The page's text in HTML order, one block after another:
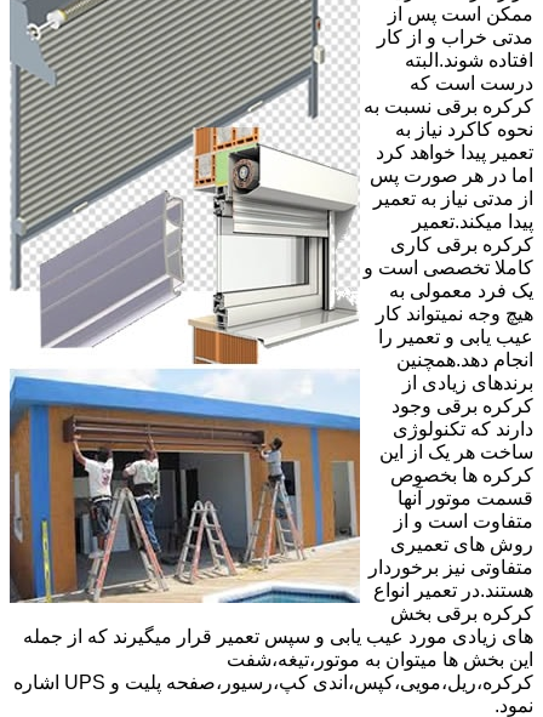
ممکن است پس از
مدتی خراب و از کار
افتاده شوند.البته
درست است که
کرکره برقی نسبت به
نحوه کاکرد نیاز به
تعمیر پیدا خواهد کرد
اما در هر صورت پس
از مدتی نیاز به تعمیر
پیدا میکند.تعمیر
کرکره برقی کاری
کاملا تخصصی است و
یک فرد معمولی به
هیچ وجه نمیتواند کار
عیب یابی و تعمیر را
انجام دهد.همچنین
برندهای زیادی از
کرکره برقی وجود
دارند که تکنولوژی
ساخت هر یک از این
کرکره ها بخصوص
قسمت موتور آنها
متفاوت است و از
روش های تعمیری
متفاوتی نیز برخوردار
هستند.در تعمیر انواع
کرکره برقی بخش
های زیادی مورد عیب یابی و سپس تعمیر قرار میگیرند که از جمله
این بخش ها میتوان به موتور،تیغه،شفت
کرکره،ریل،مویی،کپس،اندی کپ،رسیور،صفحه پلیت و UPS اشاره
نمود.